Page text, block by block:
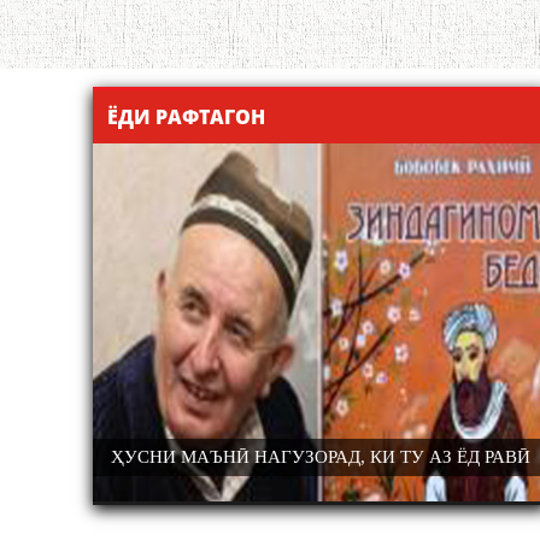
ЁДИ РАФТАГОН
ОЛИМ ВА ПЕДАГОГИ БУЗУРГ